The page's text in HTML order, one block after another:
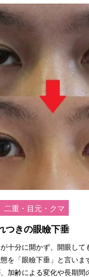
二重・目元・クマ
つきの眼瞼下垂
十分に開かず、開眼して
を「眼瞼下垂」と言いま
加齢による変化や長期間